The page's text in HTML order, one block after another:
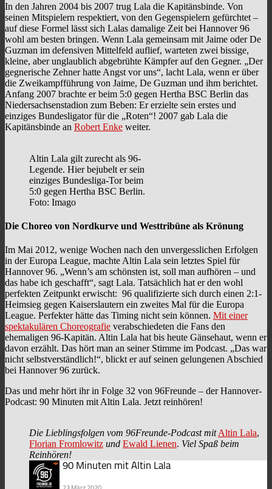
In den Jahren 2004 bis 2007 trug Lala die Kapitänsbinde. Von
seinen Mitspielern respektiert, von den Gegenspielern gefürchtet –
auf diese Formel lässt sich Lalas damalige Zeit bei Hannover 96
wohl am besten bringen. Wenn Lala gemeinsam mit Jaime oder De
Guzman im defensiven Mittelfeld auflief, warteten zwei bissige,
kleine, aber unglaublich abgebrühte Kämpfer auf den Gegner. „Der
gegnerische Zehner hatte Angst vor uns“, lacht Lala, wenn er über
die Zweikampfführung von Jaime, De Guzman und ihm berichtet.
Anfang 2007 brachte er beim 5:0 gegen Hertha BSC Berlin das
Niedersachsenstadion zum Beben: Er erzielte sein erstes und
einziges Bundesligator für die „Roten“! 2007 gab Lala die
Kapitänsbinde an Robert Enke weiter.
Altin Lala gilt zurecht als 96-
Legende. Hier bejubelt er sein
einziges Bundesliga-Tor beim
5:0 gegen Hertha BSC Berlin.
Foto: Imago
Die Choreo von Nordkurve und Westtribüne als Krönung
Im Mai 2012, wenige Wochen nach den unvergesslichen Erfolgen
in der Europa League, machte Altin Lala sein letztes Spiel für
Hannover 96. „Wenn’s am schönsten ist, soll man aufhören – und
das habe ich geschafft“, sagt Lala. Tatsächlich hat er den wohl
perfekten Zeitpunkt erwischt: 96 qualifizierte sich durch einen 2:1-
Heimsieg gegen Kaiserslautern ein zweites Mal für die Europa
League. Perfekter hätte das Timing nicht sein können. Mit einer
spektakulären Choreografie verabschiedeten die Fans den
ehemaligen 96-Kapitän. Altin Lala hat bis heute Gänsehaut, wenn er
davon erzählt. Das hört man an seiner Stimme im Podcast. „Das war
nicht selbstverständlich!“, blickt er auf seinen gelungenen Abschied
bei Hannover 96 zurück.
Das und mehr hört ihr in Folge 32 von 96Freunde – der Hannover-
Podcast: 90 Minuten mit Altin Lala. Jetzt reinhören!
Die Lieblingsfolgen vom 96Freunde-Podcast mitAltin Lala,
Florian Fromlowitz und Ewald Lienen. Viel Spaß beim
Reinhören!